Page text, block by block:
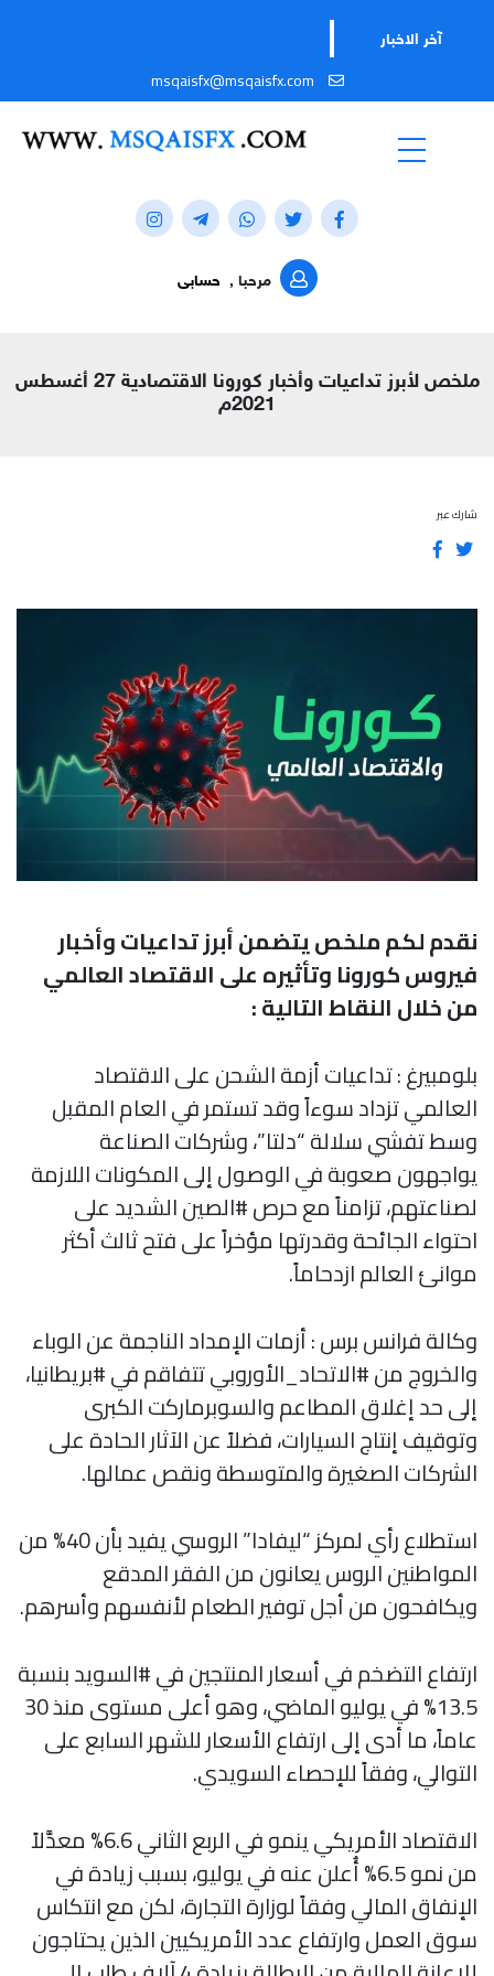
آخر الاخبار
msqaisfx@msqaisfx.com
مرحبا , حسابى
ملخص لأبرز تداعيات وأخبار كورونا الاقتصادية 27 أغسطس
2021م
شارك عبر
نقدم لكم ملخص يتضمن أبرز تداعيات وأخبار
فيروس كورونا وتأثيره على الاقتصاد العالمي
من خلال النقاط التالية :
بلومبيرغ : تداعيات أزمة الشحن على الاقتصاد
العالمي تزداد سوءاً وقد تستمر في العام المقبل
وسط تفشي سلالة “دلتا”، وشركات الصناعة
يواجهون صعوبة في الوصول إلى المكونات اللازمة
لصناعتهم، تزامناً مع حرص #الصين الشديد على
احتواء الجائحة وقدرتها مؤخراً على فتح ثالث أكثر
موانئ العالم ازدحاماً.
وكالة فرانس برس : أزمات الإمداد الناجمة عن الوباء
والخروج من #الاتحاد_الأوروبي تتفاقم في #بريطانيا،
إلى حد إغلاق المطاعم والسوبرماركت الكبرى
وتوقيف إنتاج السيارات، فضلاً عن الآثار الحادة على
الشركات الصغيرة والمتوسطة ونقص عمالها.
استطلاع رأي لمركز “ليفادا” الروسي يفيد بأن 40% من
المواطنين الروس يعانون من الفقر المدقع
ويكافحون من أجل توفير الطعام لأنفسهم وأسرهم.
ارتفاع التضخم في أسعار المنتجين في #السويد بنسبة
13.5% في يوليو الماضي، وهو أعلى مستوى منذ 30
عاماً، ما أدى إلى ارتفاع الأسعار للشهر السابع على
التوالي، وفقاً للإحصاء السويدي.
الاقتصاد الأمريكي ينمو في الربع الثاني 6.6% معدَّلاً
من نمو 6.5% أُعلن عنه في يوليو، بسبب زيادة في
الإنفاق المالي وفقاً لوزارة التجارة، لكن مع انتكاس
سوق العمل وارتفاع عدد الأمريكيين الذين يحتاجون